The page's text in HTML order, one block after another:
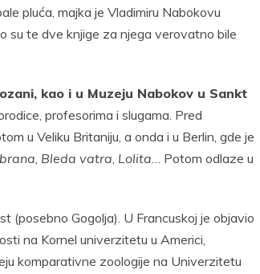
pluća, majka je Vladimiru Nabokovu
su te dve knjige za njega verovatno bile
kao i u Muzeju Nabokov u Sankt
profesorima i slugama. Pred
u Veliku Britaniju, a onda i u Berlin, gde je
, Bleda vatra, Lolita… Potom odlaze u
(posebno Gogolja). U Francuskoj je objavio
na Kornel univerzitetu u Americi,
komparativne zoologije na Univerzitetu